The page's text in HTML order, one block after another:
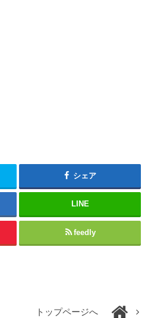
シェア
LINE
feedly
トップページへ